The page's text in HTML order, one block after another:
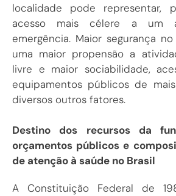
localidade pode representar,
acesso mais célere a um
emergência. Maior segurança
uma maior propensão a
livre e maior sociabilidade,
equipamentos públicos de
diversos outros fatores.
Destino dos recursos da
orçamentos públicos e
de atenção à saúde no Brasil
A Constituição Federal de